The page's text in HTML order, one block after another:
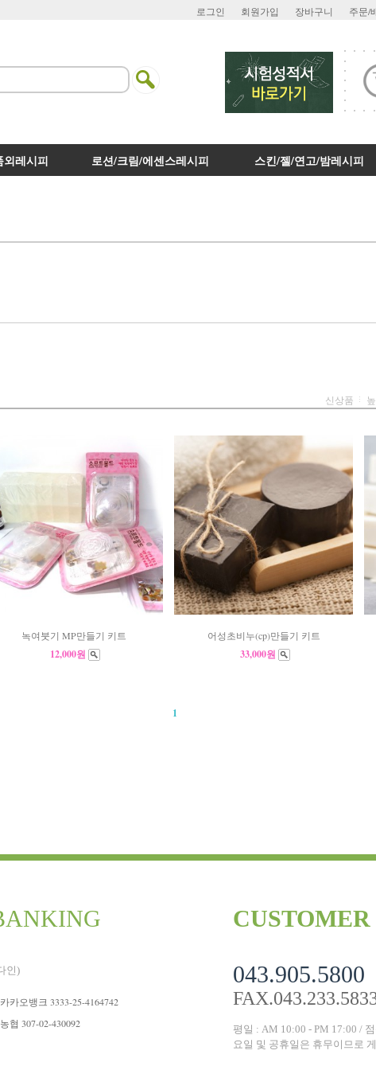
로그인 회원가입 장바구니 주문/
외레시피 로션/크림/에센스레시피 스킨/젤/연고/밤레시피
신상품
녹여붓기 MP만들기 키트
12,000원
어성초비누(cp)만들기 키트
33,000원
1
인)
카카오뱅크 3333-25-4164742
농협 307-02-430092
043.905.5800
평일 : AM 10:00 - PM 17:00 /
요일 및 공휴일은 휴무이므로